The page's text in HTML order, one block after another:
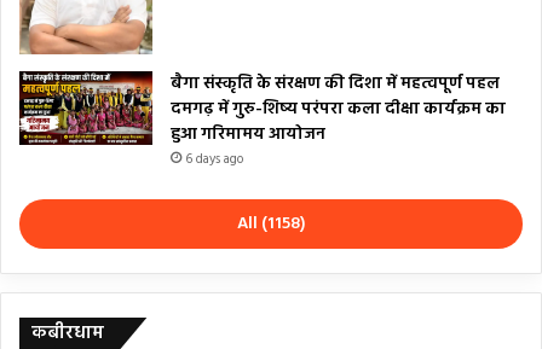
बैगा संस्कृति के संरक्षण की दिशा में महत्वपूर्ण पहल
दमगढ़ में गुरु-शिष्य परंपरा कला दीक्षा कार्यक्रम का
हुआ गरिमामय आयोजन
6 days ago
All (1158)
कबीरधाम